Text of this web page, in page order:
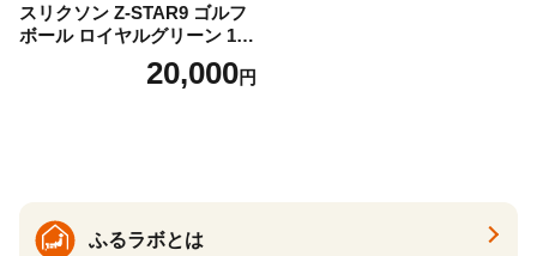
スリクソン Z-STAR9 ゴルフ
ボール ロイヤルグリーン 1ダ
ース 12球 兵庫県丹波市 ふる
20,000円
ふるラボとは